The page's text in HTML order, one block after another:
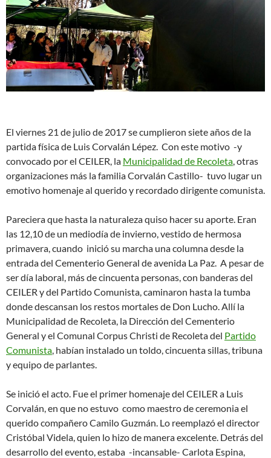
El viernes 21 de julio de 2017 se cumplieron siete años de la
partida física de Luis Corvalán Lépez. Con este motivo -y
convocado por el CEILER, la Municipalidad de Recoleta , otras
organizaciones más la familia Corvalán Castillo- tuvo lugar un
emotivo homenaje al querido y recordado dirigente comunista.
Pareciera que hasta la naturaleza quiso hacer su aporte. Eran
las 12,10 de un mediodía de invierno, vestido de hermosa
primavera, cuando inició su marcha una columna desde la
entrada del Cementerio General de avenida La Paz. A pesar de
ser día laboral, más de cincuenta personas, con banderas del
CEILER y del Partido Comunista, caminaron hasta la tumba
donde descansan los restos mortales de Don Lucho. Allí la
Municipalidad de Recoleta, la Dirección del Cementerio
General y el Comunal Corpus Christi de Recoleta del Partido
Comunista , habían instalado un toldo, cincuenta sillas, tribuna
y equipo de parlantes.
Se inició el acto. Fue el primer homenaje del CEILER a Luis
Corvalán, en que no estuvo como maestro de ceremonia el
querido compañero Camilo Guzmán. Lo reemplazó el director
Cristóbal Videla, quien lo hizo de manera excelente. Detrás del
desarrollo del evento, estaba -incansable- Carlota Espina,